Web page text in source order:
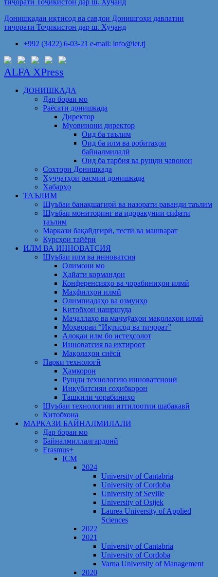
Донишкадаи иқтисод ва савдои Донишгоҳи давлатии
тиҷорати Тоҷикистон дар ш. Хуҷанд
+992 (3422) 6-03-21 e-mail: info@iet.tj
ALFA XPress
ДОНИШКАДА
Дар бораи мо
Раёсати донишкада
Директор
Муовинони директор
Оид ба таълим
Оид ба илм ва робитаҳои
байналмилалӣ
Оид ба тарбия ва рушди ҷавонон
Сохтори Донишкада
Ҳуҷҷатҳои расмии донишкада
Хабарҳо
ТАЪЛИМ
Шуъбаи банақшагирӣ ва назорати раванди таълим
Шуъбаи мониторинг ва идоракунии сифати
таълим
Маркази бақайдгирӣ, тестӣ ва машварат
Курсҳои тайёрӣ
ИЛМ ВА ИННОВАТСИЯ
Шуъбаи илм ва инноватсия
Олимони мо
Ҳайати кормандон
Конференсияҳо ва чорабиниҳои илмӣ
Маҳфилҳои илмӣ
Олимпиадаҳо ва озмунҳо
Китобҳои нашршуда
Маҷаллаҳо ва маҷмӯаҳои мақолаҳои илмӣ
Моҳвораи “Иқтисод ва тиҷорат”
Алоқаи илм бо истеҳсолот
Инноватсия ва ихтироот
Мақолаҳои сиёсӣ
Парки технологӣ
Ҳамкорон
Рушди технологию инноватсионӣ
Инкубатсияи соҳибкорон
Ташкили чорабиниҳо
Шуъбаи технологияи иттилоотии шабакавӣ
Китобхона
МАРКАЗИ БАЙНАЛМИЛАЛӢ
Дар бораи мо
Байналмиллалгардонӣ
Erasmus+
ICM
2024
University of Cantabria
University of Cordoba
University of Seville
University of Osijek
Laurea University of Applied
Sciences
2022
2021
University of Cantabria
University of Cordoba
Varna University of Management
2020